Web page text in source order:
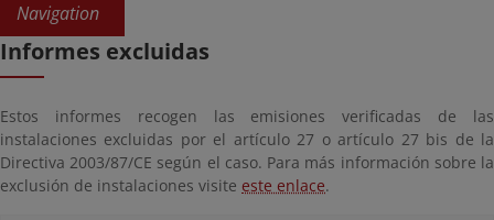
Navigation
Informes excluidas
Estos informes recogen las emisiones verificadas de las
instalaciones excluidas por el artículo 27 o artículo 27 bis de la
Directiva 2003/87/CE según el caso. Para más información sobre la
exclusión de instalaciones visite este enlace.